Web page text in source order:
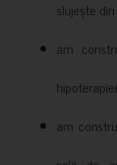
slujește
am
am